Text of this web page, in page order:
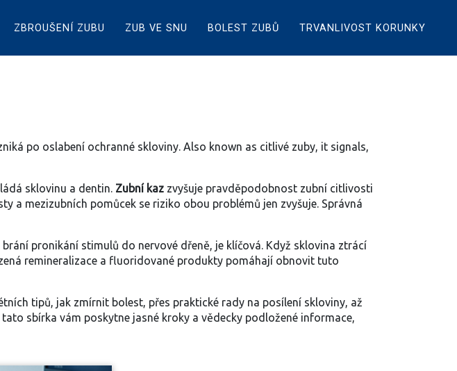
ZBROUŠENÍ ZUBU ZUB VE SNU BOLEST ZUBŮ TRVANLIVOST KORUNKY
po oslabení ochranné skloviny. Also known as citlivé zuby, it signals,
sklovinu a dentin. Zubní kaz zvyšuje pravděpodobnost zubní citlivosti
a mezizubních pomůcek se riziko obou problémů jen zvyšuje. Správná
pronikání stimulů do nervové dřeně, je klíčová. Když sklovina ztrácí
remineralizace a fluoridované produkty pomáhají obnovit tuto
tipů, jak zmírnit bolest, přes praktické rady na posílení skloviny, až
tato sbírka vám poskytne jasné kroky a vědecky podložené informace,